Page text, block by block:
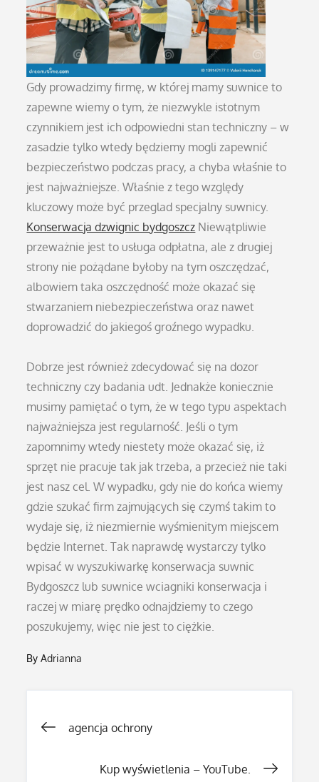
Gdy prowadzimy firmę, w której mamy suwnice to
zapewne wiemy o tym, że niezwykle istotnym
czynnikiem jest ich odpowiedni stan techniczny – w
zasadzie tylko wtedy będziemy mogli zapewnić
bezpieczeństwo podczas pracy, a chyba właśnie to
jest najważniejsze. Właśnie z tego względy
kluczowy może być przeglad specjalny suwnicy.
Konserwacja dzwignic bydgoszcz Niewątpliwie
przeważnie jest to usługa odpłatna, ale z drugiej
strony nie pożądane byłoby na tym oszczędzać,
albowiem taka oszczędność może okazać się
stwarzaniem niebezpieczeństwa oraz nawet
doprowadzić do jakiegoś groźnego wypadku.
Dobrze jest również zdecydować się na dozor
techniczny czy badania udt. Jednakże koniecznie
musimy pamiętać o tym, że w tego typu aspektach
najważniejsza jest regularność. Jeśli o tym
zapomnimy wtedy niestety może okazać się, iż
sprzęt nie pracuje tak jak trzeba, a przecież nie taki
jest nasz cel. W wypadku, gdy nie do końca wiemy
gdzie szukać firm zajmujących się czymś takim to
wydaje się, iż niezmiernie wyśmienitym miejscem
będzie Internet. Tak naprawdę wystarczy tylko
wpisać w wyszukiwarkę konserwacja suwnic
Bydgoszcz lub suwnice wciagniki konserwacja i
raczej w miarę prędko odnajdziemy to czego
poszukujemy, więc nie jest to ciężkie.
ByAdrianna
Nawigacja
wpisu
agencja ochrony
Kup wyświetlenia – YouTube.